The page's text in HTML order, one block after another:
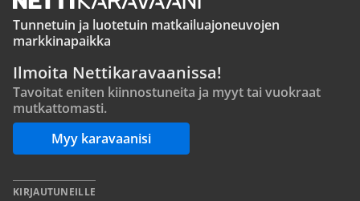
Tunnetuin ja luotetuin matkailuajoneuvojen
markkinapaikka
Ilmoita Nettikaravaanissa!
Tavoitat eniten kiinnostuneita ja myyt tai vuokraat
mutkattomasti.
Myy karavaanisi
KIRJAUTUNEILLE